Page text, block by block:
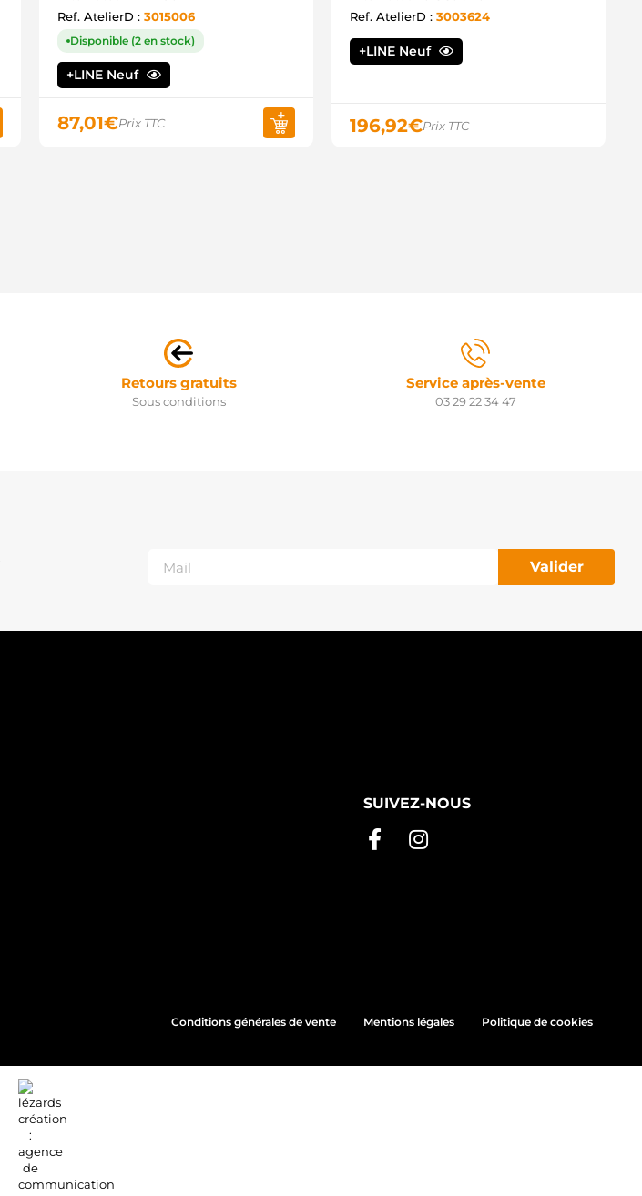
Ref. AtelierD : 3015006
Disponible (2 en stock)
+LINE Neuf
87,01€Prix TTC
Ref. AtelierD : 3003624
+LINE Neuf
196,92€Prix TTC
Retours gratuits
Sous conditions
Service après-vente
03 29 22 34 47
Valider
SUIVEZ-NOUS
Conditions générales de vente Mentions légales Politique de cookies